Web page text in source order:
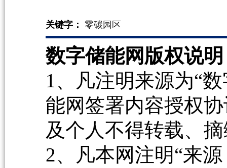
关键字： 零碳园区
数字储能网版权说
1、凡注明来源为“
能网签署内容授权
及个人不得转载、
2、凡本网注明“来